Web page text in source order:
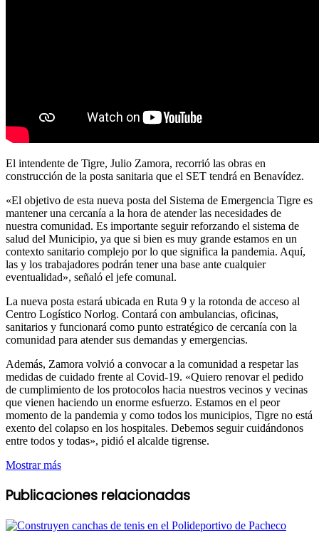
El intendente de Tigre, Julio Zamora, recorrió las obras en
construcción de la posta sanitaria que el SET tendrá en Benavídez.
«El objetivo de esta nueva posta del Sistema de Emergencia Tigre es
mantener una cercanía a la hora de atender las necesidades de
nuestra comunidad. Es importante seguir reforzando el sistema de
salud del Municipio, ya que si bien es muy grande estamos en un
contexto sanitario complejo por lo que significa la pandemia. Aquí,
las y los trabajadores podrán tener una base ante cualquier
eventualidad», señaló el jefe comunal.
La nueva posta estará ubicada en Ruta 9 y la rotonda de acceso al
Centro Logístico Norlog. Contará con ambulancias, oficinas,
sanitarios y funcionará como punto estratégico de cercanía con la
comunidad para atender sus demandas y emergencias.
Además, Zamora volvió a convocar a la comunidad a respetar las
medidas de cuidado frente al Covid-19. «Quiero renovar el pedido
de cumplimiento de los protocolos hacia nuestros vecinos y vecinas
que vienen haciendo un enorme esfuerzo. Estamos en el peor
momento de la pandemia y como todos los municipios, Tigre no está
exento del colapso en los hospitales. Debemos seguir cuidándonos
entre todos y todas», pidió el alcalde tigrense.
Mostrar más
Publicaciones relacionadas